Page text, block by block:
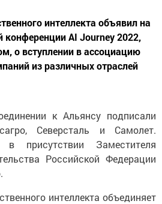
интеллекта объявил на
AI Journey 2022,
о вступлении в ассоциацию
из различных отраслей
к Альянсу подписали
Северсталь и Самолет.
присутствии Заместителя
Российской Федерации
интеллекта объединяет